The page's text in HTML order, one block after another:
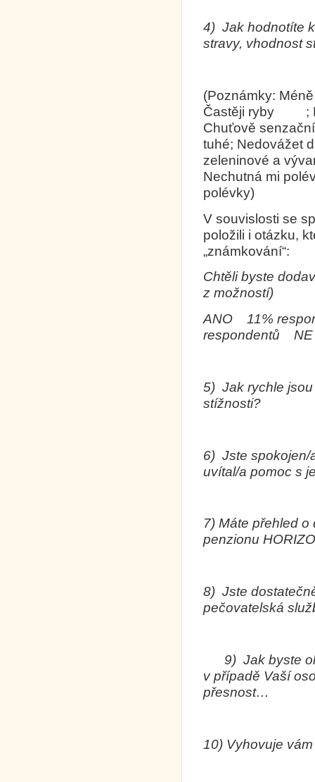
4) Jak hodnotíte
stravy, vhodnost
(Poznámky:
Častěji ryby ;
Chuťově
tuhé; Nedovážet
zeleninové a
Nechutná mi
polévky)
V souvislosti se
položili i otázku,
„známkování“:
Chtěli byste
z možností)
ANO
respondentů
5) Jak rychle
stížnosti?
6) Jste spokojen/
uvítal/a pomoc s
7) Máte přehled o
penzionu
8) Jste
pečovatelská
9) Jak byste
v případě Vaší
přesnost…
10) Vyhovuje